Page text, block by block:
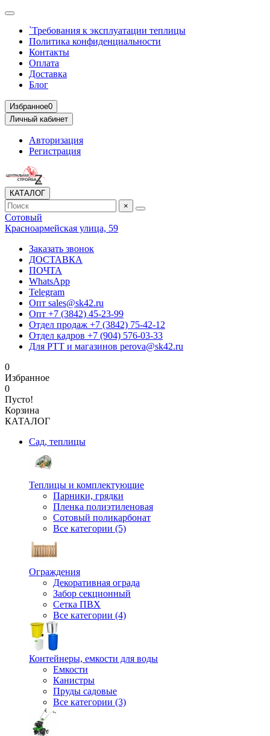
`Требования к эксплуатации теплицы
Политика конфиденциальности
Контакты
Оплата
Доставка
Блог
Избранное0
Личный кабинет
Авторизация
Регистрация
КАТАЛОГ
×
Сотовый
Красноармейская улица, 59
Заказать звонок
ДОСТАВКА
ПОЧТА
WhatsApp
Telegram
Опт sales@sk42.ru
Опт +7 (3842) 45-23-99
Отдел продаж +7 (3842) 75-42-12
Отдел кадров +7 (904) 576-03-33
Для РТТ и магазинов perova@sk42.ru
0
Избранное
0
Пусто!
Корзина
КАТАЛОГ
Сад, теплицы
Теплицы и комплектующие
Парники, грядки
Пленка полиэтиленовая
Сотовый поликарбонат
Все категории (5)
Ограждения
Декоративная ограда
Забор секционный
Сетка ПВХ
Все категории (4)
Контейнеры, емкости для воды
Емкости
Канистры
Пруды садовые
Все категории (3)